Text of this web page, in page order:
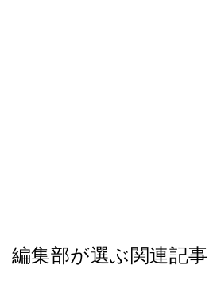
編集部が選ぶ関連記事